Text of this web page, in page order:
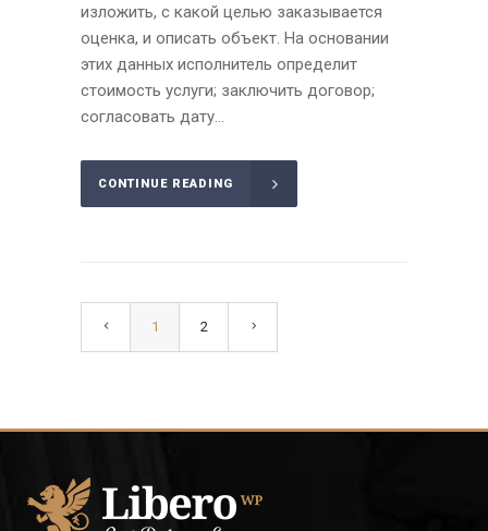
изложить, с какой целью заказывается
оценка, и описать объект. На основании
этих данных исполнитель определит
стоимость услуги; заключить договор;
согласовать дату...
CONTINUE READING
1 2